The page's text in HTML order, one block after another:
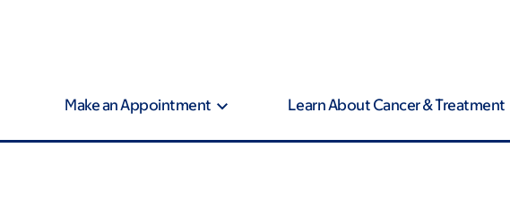
Make an Appointment Learn About Cancer & Treatment